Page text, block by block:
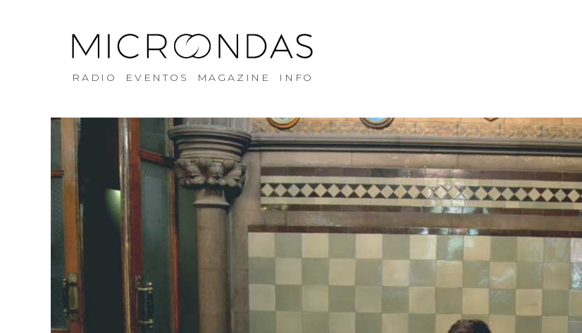
RADIO EVENTOS MAGAZINE INFO